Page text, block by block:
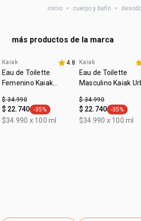
inicio • cuerpo y baño •
más productos de la marca
Kaiak 4.8
Eau de Toilette
Femenino Kaiak
$ 34.990
$ 22.740 general.tag -35%
-35%
$34.990 x 100 ml
Kaiak
Eau de Toilette
Masculino Kaiak
$ 34.990
$ 22.740 -35%
$34.990 x 100 ml